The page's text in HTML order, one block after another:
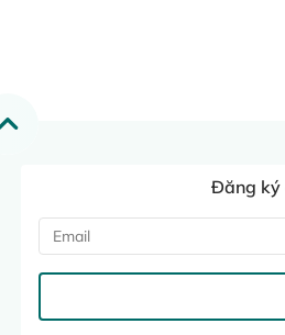
Đăng ký